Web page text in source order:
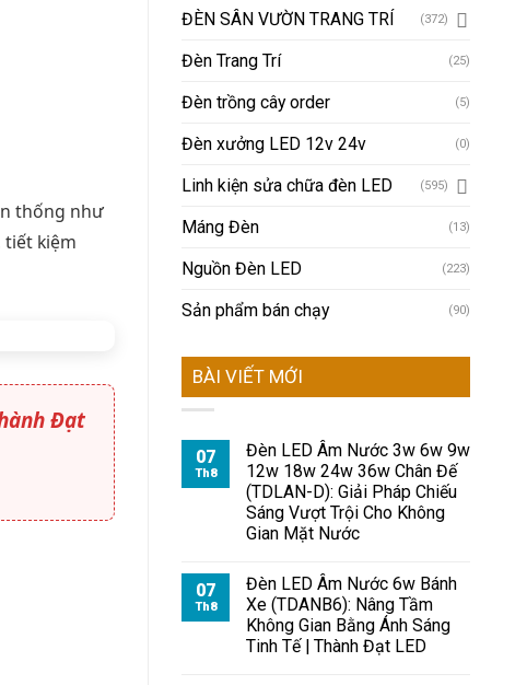
thống như
tiết kiệm
Đạt
ĐÈN SÂN VƯỜN TRANG TRÍ (372)
Đèn Trang Trí (25)
Đèn trồng cây order (5)
Đèn xưởng LED 12v 24v (0)
Linh kiện sửa chữa đèn LED (595)
Máng Đèn (13)
Nguồn Đèn LED (223)
Sản phẩm bán chạy (90)
BÀI VIẾT MỚI
07
Th8
Đèn LED Âm Nước 3w 6w 9w
12w 18w 24w 36w Chân Đế
(TDLAN-D): Giải Pháp Chiếu
Sáng Vượt Trội Cho Không
Gian Mặt Nước
07
Th8
Đèn LED Âm Nước 6w Bánh
Xe (TDANB6): Nâng Tầm
Không Gian Bằng Ánh Sáng
Tinh Tế | Thành Đạt LED